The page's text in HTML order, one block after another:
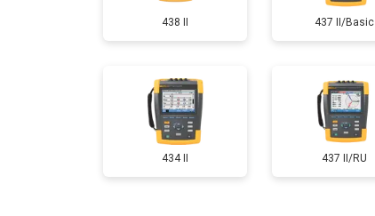
438 II 437 II/Basic
434 II 437 II/RU